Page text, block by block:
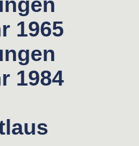
1965
1984